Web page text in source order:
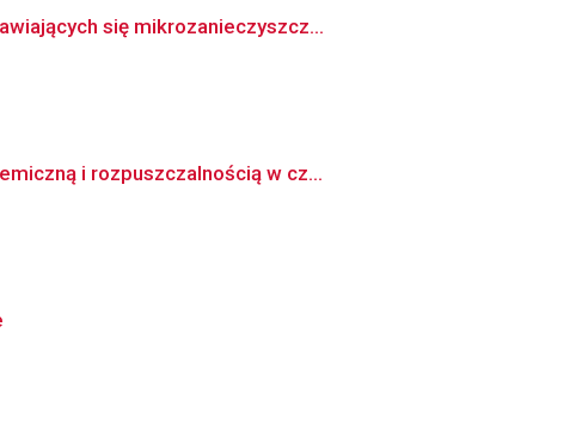
się mikrozanieczyszcz...
i rozpuszczalnością w cz...